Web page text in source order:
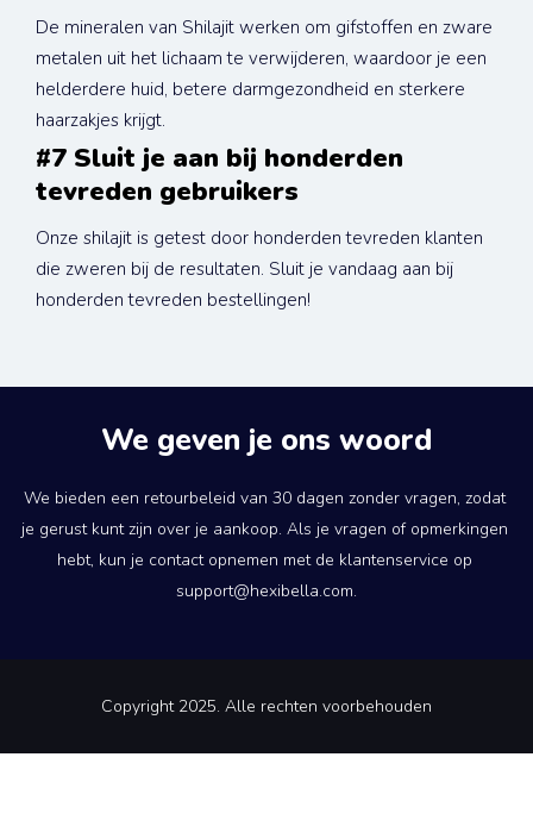
De mineralen van Shilajit werken om gifstoffen en zware
metalen uit het lichaam te verwijderen, waardoor je een
helderdere huid, betere darmgezondheid en sterkere
haarzakjes krijgt.
#7 Sluit je aan bij honderden
tevreden gebruikers
Onze shilajit is getest door honderden tevreden klanten
die zweren bij de resultaten. Sluit je vandaag aan bij
honderden tevreden bestellingen!
We geven je ons woord
We bieden een retourbeleid van 30 dagen zonder vragen, zodat
je gerust kunt zijn over je aankoop. Als je vragen of opmerkingen
hebt, kun je contact opnemen met de klantenservice op
support@hexibella.com.
Copyright 2025. Alle rechten voorbehouden